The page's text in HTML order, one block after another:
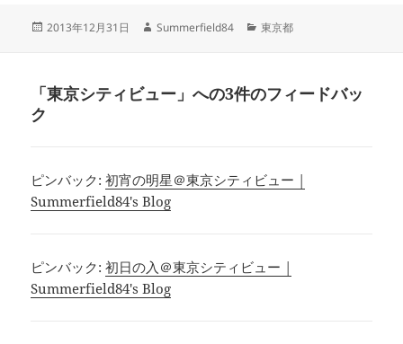
投
2013年12月31日
作
Summerfield84
カ
ー
東京都
「東京シティビュー」への3件のフィードバッ
ク
ピンバック:初宵の明星＠東京シティビュー |
Summerfield84's Blog
ピンバック:初日の入＠東京シティビュー |
Summerfield84's Blog